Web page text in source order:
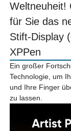
Weltneuheit!
für Sie das
Stift-Display
XPPen
Ein großer
Technologie, um
und Ihre Finger
zu lassen.